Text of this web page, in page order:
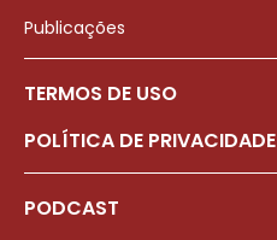
Publicações
TERMOS DE USO
POLÍTICA DE PRIVACIDADE
PODCAST